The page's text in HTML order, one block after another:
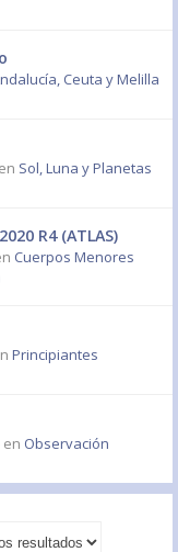
Ceuta y Melilla
Sol, Luna y Planetas
R4 (ATLAS)
Cuerpos Menores
Principiantes
en Observación